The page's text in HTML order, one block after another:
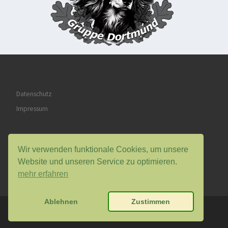
Datenschutz
Impressum
DTK Dortmund 1 e.V.– Alle Rechte vorbehalten
Wir verwenden funktionale Cookies, um unsere
Website und unseren Service zu optimieren.
mehr erfahren
Ablehnen Zustimmen